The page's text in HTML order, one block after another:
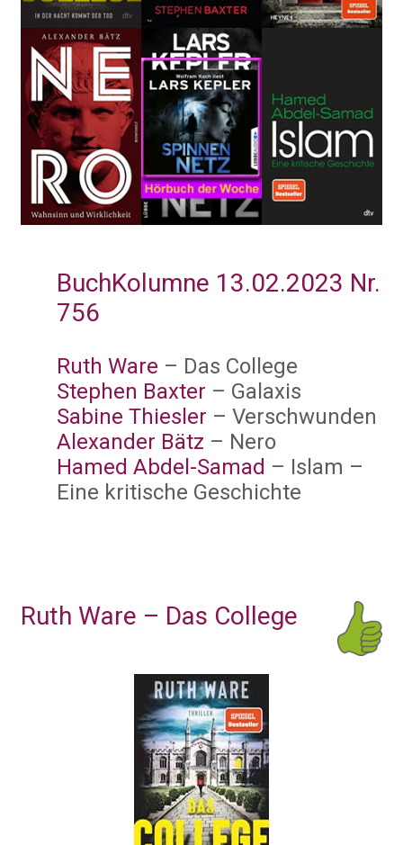
BuchKolumne 13.02.2023 Nr.
756
Ruth Ware – Das College
Stephen Baxter – Galaxis
Sabine Thiesler – Verschwunden
Alexander Bätz – Nero
Hamed Abdel-Samad – Islam –
Eine kritische Geschichte
Ruth Ware – Das College